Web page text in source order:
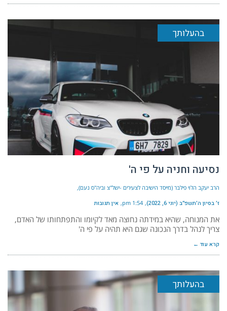
בהעלותך
נסיעה וחניה על פי ה'
הרב יעקב הלוי פילבר (מייסד הישיבה לצעירים -ישל"צ וביה"ס נעם)
ז׳ בסיון ה׳תשפ״ב (יוני 6, 2022) 1:54 pm אין תגובות
את המנוחה, שהיא במידתה נחוצה מאד לקיומו והתפתחותו של האדם,
צריך לנהל בדרך הנכונה שגם היא תהיה על פי ה'
קרא עוד ←
בהעלותך